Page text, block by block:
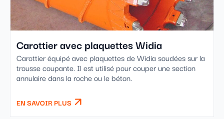
Carottier avec plaquettes Widia
Carottier équipé avec plaquettes de Widia soudées sur la
trousse coupante. Il est utilisé pour couper une section
annulaire dans la roche ou le béton.
EN SAVOIR PLUS